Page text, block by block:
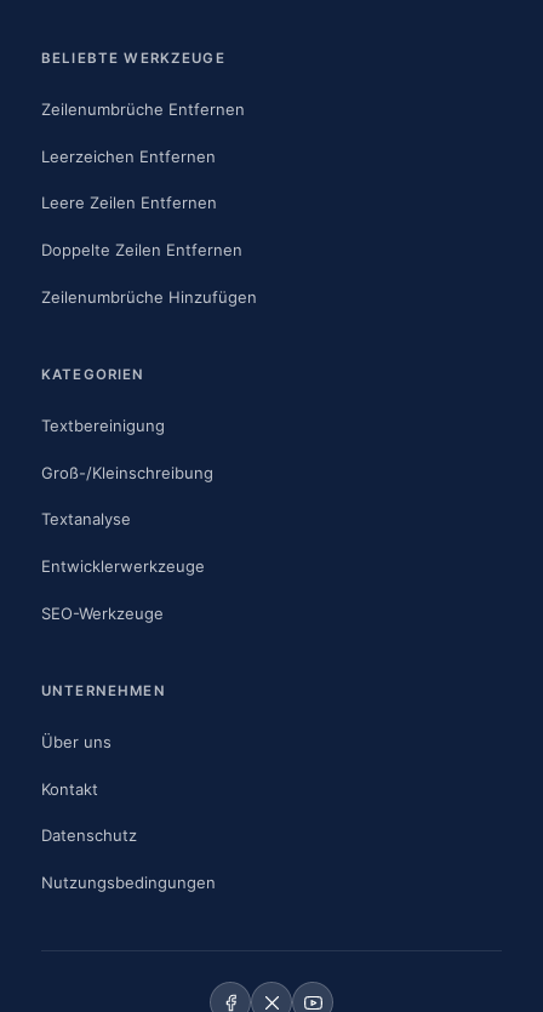
BELIEBTE WERKZEUGE
Zeilenumbrüche Entfernen
Leerzeichen Entfernen
Leere Zeilen Entfernen
Doppelte Zeilen Entfernen
Zeilenumbrüche Hinzufügen
KATEGORIEN
Textbereinigung
Groß-/Kleinschreibung
Textanalyse
Entwicklerwerkzeuge
SEO-Werkzeuge
UNTERNEHMEN
Über uns
Kontakt
Datenschutz
Nutzungsbedingungen